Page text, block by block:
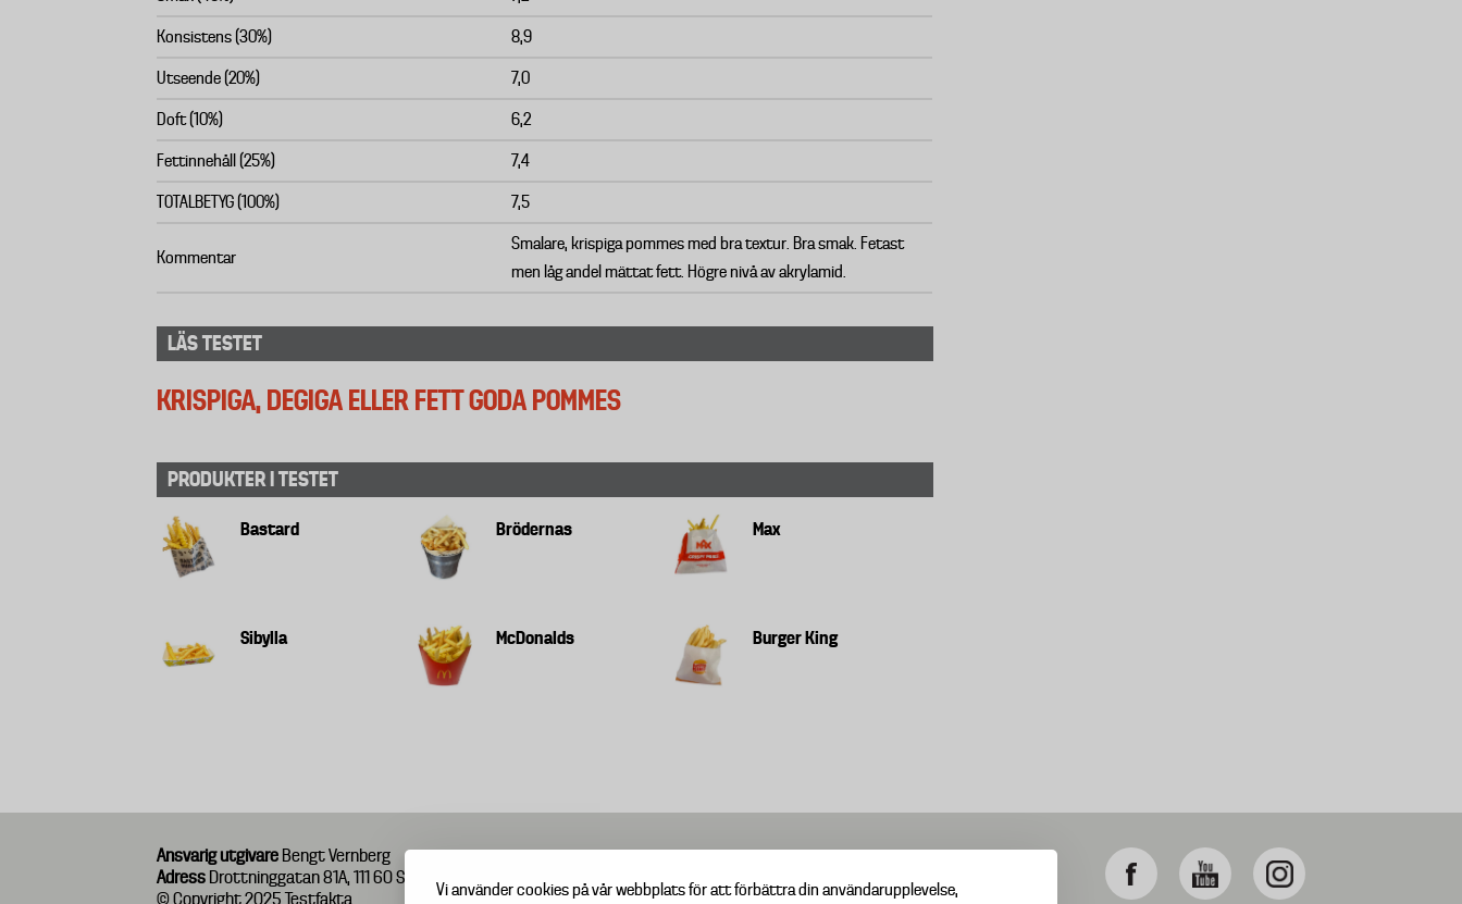
Vi använder cookies på vår webbplats för att förbättra din användarupplevelse,
Konsistens (30%) 8,9
Utseende (20%) 7,0
Doft (10%) 6,2
Fettinnehåll (25%) 7,4
TOTALBETYG (100%) 7,5
Kommentar
Smalare, krispiga pommes med bra textur. Bra smak. Fetast
men låg andel mättat fett. Högre nivå av akrylamid.
LÄS TESTET
KRISPIGA, DEGIGA ELLER FETT GODA POMMES
PRODUKTER I TESTET
Bastard Brödernas Max
Sibylla McDonalds Burger King
Ansvarig utgivare Bengt Vernberg
Adress Drottninggatan 81A, 111 60 Stockholm
© Copyright 2025 Testfakta